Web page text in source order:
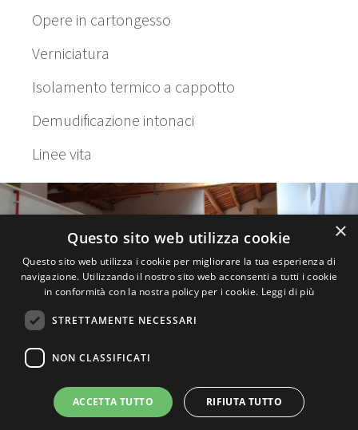
Opere in cartongesso
Verniciatura
Isolamento termico a cappotto
Demudificazione intonaci
Linee vita
Il Pennello s.n.c. e c - via Malpighi 40 Faenza (RA)
- Partita iva 00986680395
×
Questo sito web utilizza cookie
Questo sito web utilizza i cookie per migliorare la tua esperienza di
navigazione. Utilizzando il nostro sito web acconsenti a tutti i cookie
in conformità con la nostra policy per i cookie. Leggi di più
STRETTAMENTE NECESSARI
NON CLASSIFICATI
ACCETTA TUTTO RIFIUTA TUTTO